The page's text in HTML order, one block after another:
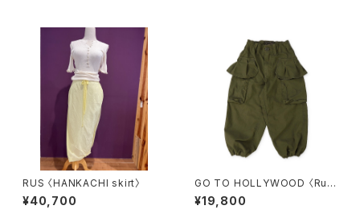
RUS 〈HANKACHI skirt〉
¥40,700
GO TO HOLLYWOOD 〈Ruff
led Flap Pocket Weather C
loth Pants〉
¥19,800